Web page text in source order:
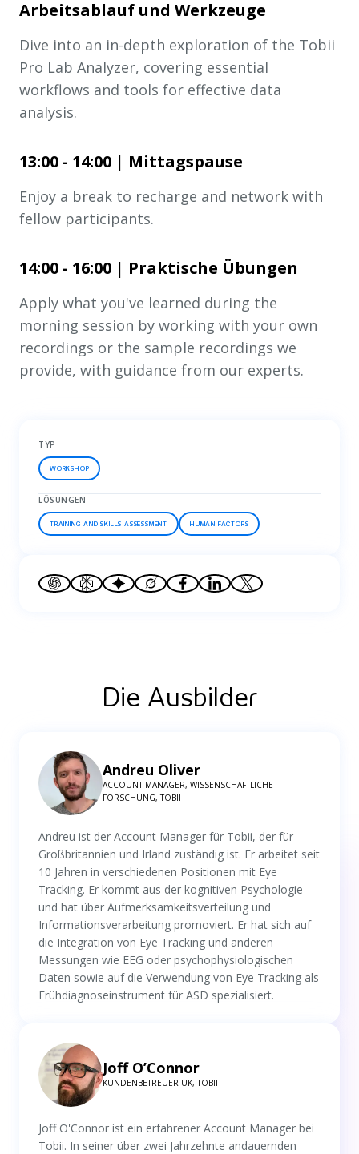
Arbeitsablauf und Werkzeuge
Dive into an in-depth exploration of the Tobii
Pro Lab Analyzer, covering essential
workflows and tools for effective data
analysis.
13:00 - 14:00 | Mittagspause
Enjoy a break to recharge and network with
fellow participants.
14:00 - 16:00 | Praktische Übungen
Apply what you've learned during the
morning session by working with your own
recordings or the sample recordings we
provide, with guidance from our experts.
TYP
WORKSHOP
LÖSUNGEN
TRAINING AND SKILLS ASSESSMENT HUMAN FACTORS
Die Ausbilder
Andreu Oliver
ACCOUNT MANAGER, WISSENSCHAFTLICHE
FORSCHUNG, TOBII
Andreu ist der Account Manager für Tobii, der für
Großbritannien und Irland zuständig ist. Er arbeitet seit
10 Jahren in verschiedenen Positionen mit Eye
Tracking. Er kommt aus der kognitiven Psychologie
und hat über Aufmerksamkeitsverteilung und
Informationsverarbeitung promoviert. Er hat sich auf
die Integration von Eye Tracking und anderen
Messungen wie EEG oder psychophysiologischen
Daten sowie auf die Verwendung von Eye Tracking als
Frühdiagnoseinstrument für ASD spezialisiert.
Joff O’Connor
KUNDENBETREUER UK, TOBII
Joff O'Connor ist ein erfahrener Account Manager bei
Tobii. In seiner über zwei Jahrzehnte andauernden